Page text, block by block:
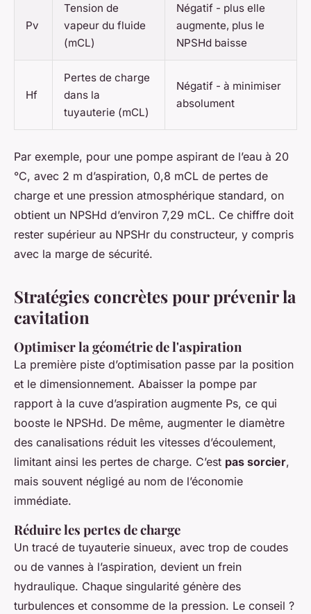
Pv
Tension de
vapeur du fluide
(mCL)
Négatif - plus elle
augmente, plus le
NPSHd baisse
Hf
Pertes de charge
dans la
tuyauterie (mCL)
Négatif - à minimiser
absolument
Par exemple, pour une pompe aspirant de l’eau à 20
°C, avec 2 m d’aspiration, 0,8 mCL de pertes de
charge et une pression atmosphérique standard, on
obtient un NPSHd d’environ 7,29 mCL. Ce chiffre doit
rester supérieur au NPSHr du constructeur, y compris
avec la marge de sécurité.
Stratégies concrètes pour prévenir la
cavitation
Optimiser la géométrie de l'aspiration
La première piste d’optimisation passe par la position
et le dimensionnement. Abaisser la pompe par
rapport à la cuve d’aspiration augmente Ps, ce qui
booste le NPSHd. De même, augmenter le diamètre
des canalisations réduit les vitesses d’écoulement,
limitant ainsi les pertes de charge. C’est pas sorcier,
mais souvent négligé au nom de l’économie
immédiate.
Réduire les pertes de charge
Un tracé de tuyauterie sinueux, avec trop de coudes
ou de vannes à l’aspiration, devient un frein
hydraulique. Chaque singularité génère des
turbulences et consomme de la pression. Le conseil ?